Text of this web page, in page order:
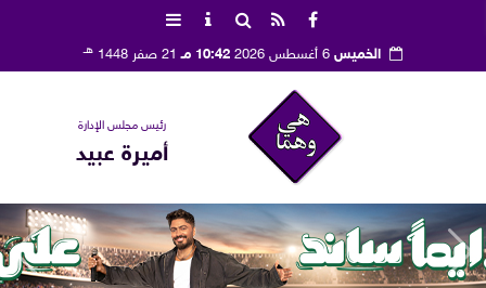
الخميس 10:42 مـ 21 صفر 1448 هـ
رئيس مجلس الإدارة
أميرة عبيد